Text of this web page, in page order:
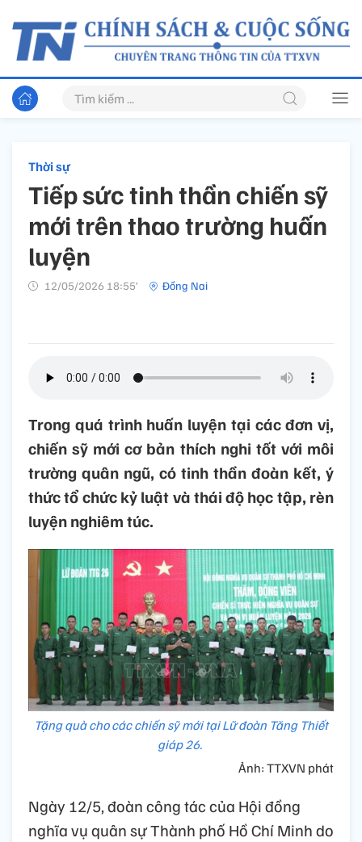
Thời sự
Tiếp sức tinh thần chiến sỹ
mới trên thao trường huấn
luyện
12/05/2026 18:55’ Đồng Nai
Trong quá trình huấn luyện tại các đơn vị,
chiến sỹ mới cơ bản thích nghi tốt với môi
trường quân ngũ, có tinh thần đoàn kết, ý
thức tổ chức kỷ luật và thái độ học tập, rèn
luyện nghiêm túc.
Tặng quà cho các chiến sỹ mới tại Lữ đoàn Tăng Thiết
giáp 26.
Ảnh: TTXVN phát
Ngày 12/5, đoàn công tác của Hội đồng
nghĩa vụ quân sự Thành phố Hồ Chí Minh do